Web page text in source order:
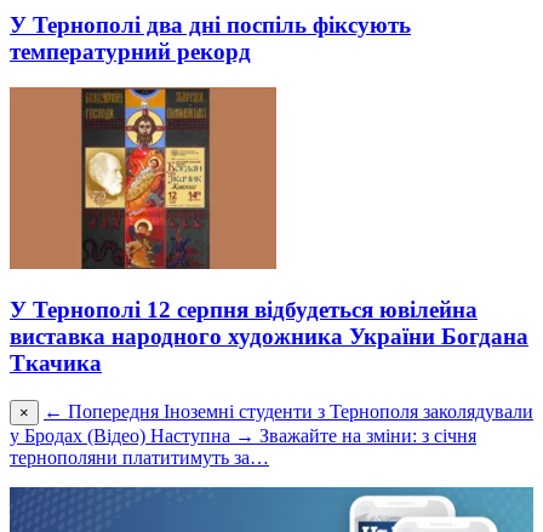
У Тернополі два дні поспіль фіксують
температурний рекорд
У Тернополі 12 серпня відбудеться ювілейна
виставка народного художника України Богдана
Ткачика
× ← Попередня Іноземні студенти з Тернополя заколядували
у Бродах (Відео) Наступна → Зважайте на зміни: з січня
тернополяни платитимуть за…